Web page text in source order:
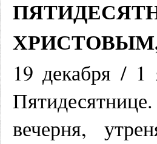
Межборное
Луганская
Свято-
Перевальск
19 декабря / 1
вечерня,